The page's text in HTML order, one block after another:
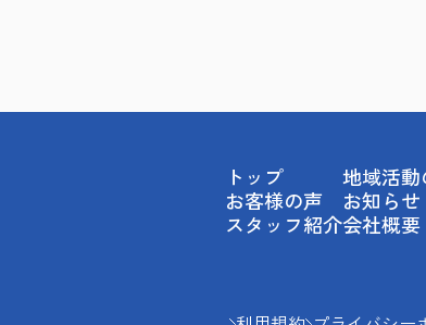
トップ
お客様の声
スタッフ紹介
地域活
お知らせ
会社概要